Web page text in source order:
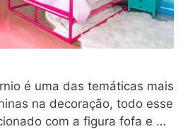
é uma das temáticas mais
na decoração, todo esse
com a figura fofa e …